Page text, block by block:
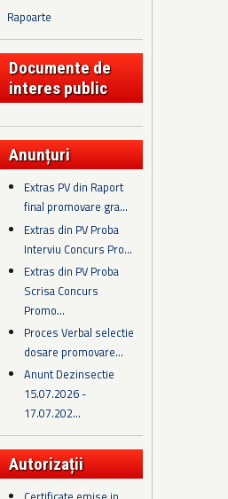
Rapoarte
Documente de
interes public
Anunțuri
Extras PV din Raport
final promovare gra...
Extras din PV Proba
Interviu Concurs Pro...
Extras din PV Proba
Scrisa Concurs
Promo...
Proces Verbal selectie
dosare promovare...
Anunt Dezinsectie
15.07.2026 -
17.07.202...
Autorizații